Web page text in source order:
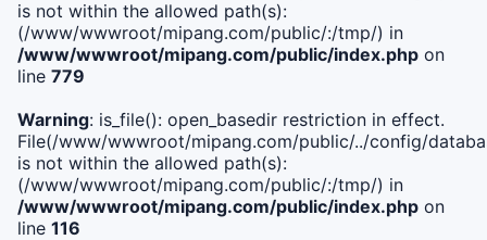
is not within the allowed path(s):
(/www/wwwroot/mipang.com/public/:/tmp/) in
/www/wwwroot/mipang.com/public/index.php on
line 779
Warning: is_file(): open_basedir restriction in effect.
File(/www/wwwroot/mipang.com/public/../config/
is not within the allowed path(s):
(/www/wwwroot/mipang.com/public/:/tmp/) in
/www/wwwroot/mipang.com/public/index.php on
line 116